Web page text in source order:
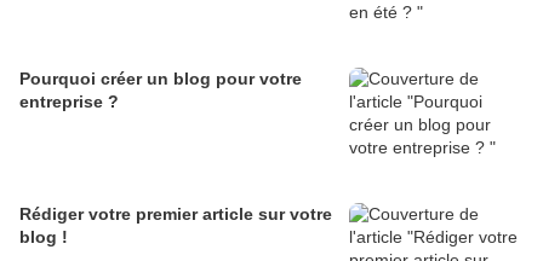
Pourquoi créer un blog pour votre
entreprise ?
Rédiger votre premier article sur votre
blog !